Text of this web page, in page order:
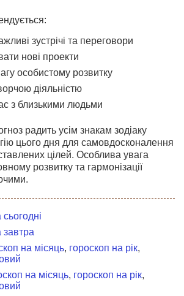
зустрічі та переговори
нові проекти
особистому розвитку
діяльністю
з близькими людьми
радить усім знакам зодіаку
цього дня для самовдосконалення
цілей. Особлива увага
розвитку та гармонізації
завтра
на місяць, гороскоп на рік,
на місяць, гороскоп на рік,